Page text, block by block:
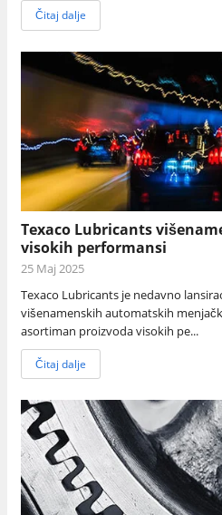
Čitaj dalje
Texaco Lubricants
visokih performansi
25 Maj 2025
Texaco Lubricants je nedavno
višenamenskih automatskih
asortiman proizvoda visokih pe...
Čitaj dalje